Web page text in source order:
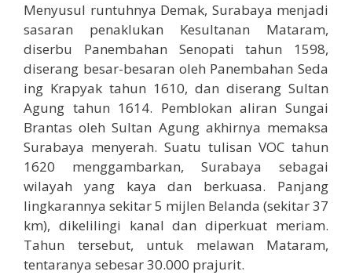
Menyusul runtuhnya Demak, Surabaya menjadi
sasaran penaklukan Kesultanan Mataram,
diserbu Panembahan Senopati tahun 1598,
diserang besar-besaran oleh Panembahan Seda
ing Krapyak tahun 1610, dan diserang Sultan
Agung tahun 1614. Pemblokan aliran Sungai
Brantas oleh Sultan Agung akhirnya memaksa
Surabaya menyerah. Suatu tulisan VOC tahun
1620 menggambarkan, Surabaya sebagai
wilayah yang kaya dan berkuasa. Panjang
lingkarannya sekitar 5 mijlen Belanda (sekitar 37
km), dikelilingi kanal dan diperkuat meriam.
Tahun tersebut, untuk melawan Mataram,
tentaranya sebesar 30.000 prajurit.